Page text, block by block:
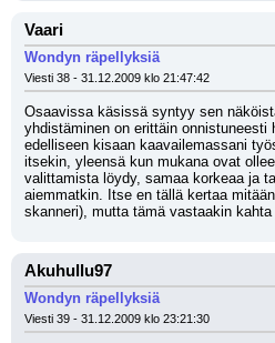
Vaari
Wondyn räpellyksiä
Viesti 38 - 31.12.2009 klo 21:47:42
Osaavissa käsissä syntyy sen
yhdistäminen on erittäin
edelliseen kisaan kaavailemassani
itsekin, yleensä kun mukana ovat
valittamista löydy, samaa korkeaa ja
aiemmatkin. Itse en tällä kertaa
skanneri), mutta tämä vastaakin
Akuhullu97
Wondyn räpellyksiä
Viesti 39 - 31.12.2009 klo 23:21:30